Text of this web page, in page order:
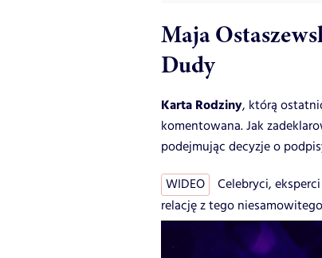
Maja
Dudy
Karta Rodziny, którą
komentowana. Jak
podejmując decyzje o
WIDEO
Celebryci,
relację z tego